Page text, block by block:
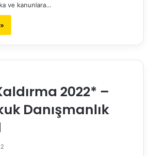
ve kanunlara…
2022* –
Danışmanlık
2